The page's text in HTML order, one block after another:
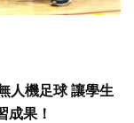
人機足球 讓學生
成果！